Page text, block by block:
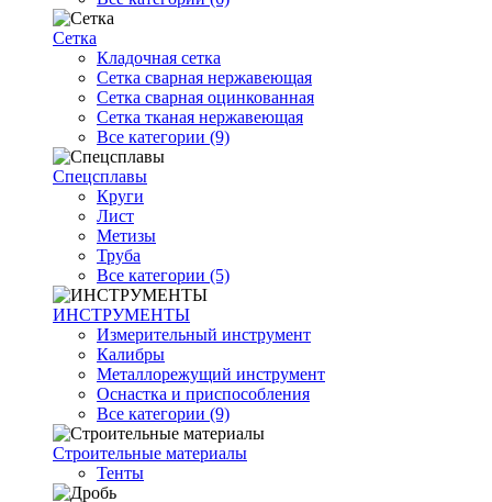
Сетка
Кладочная сетка
Сетка сварная нержавеющая
Сетка сварная оцинкованная
Сетка тканая нержавеющая
Все категории (9)
Спецсплавы
Круги
Лист
Метизы
Труба
Все категории (5)
ИНСТРУМЕНТЫ
Измерительный инструмент
Калибры
Металлорежущий инструмент
Оснастка и приспособления
Все категории (9)
Строительные материалы
Тенты